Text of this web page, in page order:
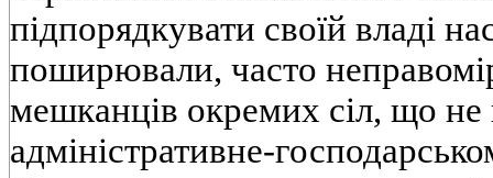
підпорядкувати своїй владі
поширювали, часто
мешканців окремих сіл, що не
адміністративне-